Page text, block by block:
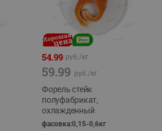
54.99 руб./кг
59.99 руб./кг
Форель стейк
полуфабрикат,
охлажденный
фасовка:0,15-0,6кг